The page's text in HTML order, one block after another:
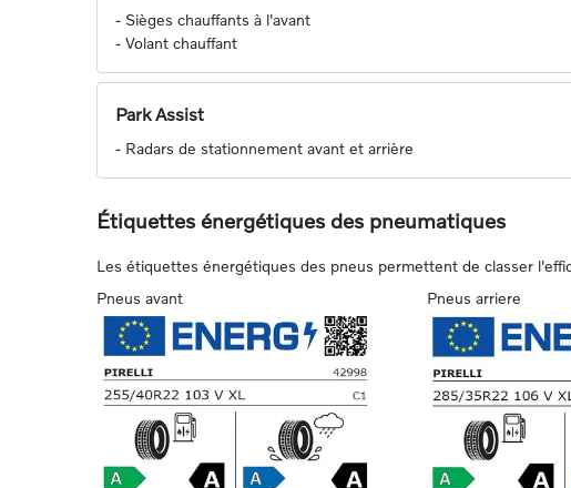
- Sièges chauffants à l'avant
- Volant chauffant
Park Assist
- Radars de stationnement avant et arrière
Étiquettes énergétiques des pneumatiques
Les étiquettes énergétiques des pneus permettent de classer
Pneus avant
Pneus arriere